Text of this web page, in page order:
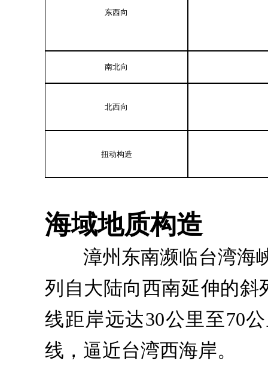
东西向
南北向
北西向
扭动构造
海域地质构造
漳州东南濒临台湾海峡
列自大陆向西南延伸的斜
线距岸远达30公里至70
线，逼近台湾西海岸。